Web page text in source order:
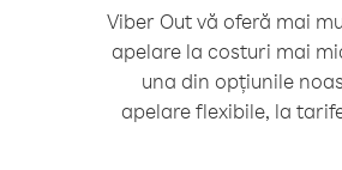
Viber Out vă oferă mai
apelare la costuri mai
una din opțiunile
apelare flexibile, la